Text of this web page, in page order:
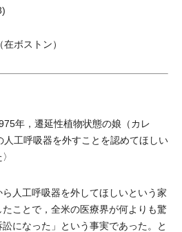
ボストン）
年，遷延性植物状態の娘（カレ
人工呼吸器を外すことを認めてほしい
人工呼吸器を外してほしいという家
ことで，全米の医療界が何よりも驚
になった」という事実であった。と